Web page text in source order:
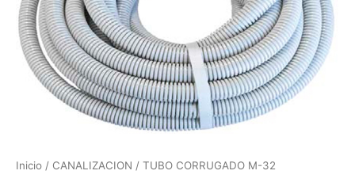
Inicio / CANALIZACION / TUBO CORRUGADO M-32